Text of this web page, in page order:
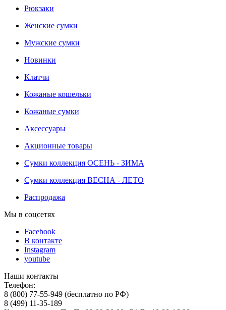
Рюкзаки
Женские сумки
Мужские сумки
Новинки
Клатчи
Кожаные кошельки
Кожаные сумки
Аксессуары
Акционные товары
Сумки коллекция ОСЕНЬ - ЗИМА
Сумки коллекция ВЕСНА - ЛЕТО
Распродажа
Мы в соцсетях
Facebook
В контакте
Instagram
youtube
Наши контакты
Телефон:
8 (800) 77-55-949 (бесплатно по РФ)
8 (499) 11-35-189